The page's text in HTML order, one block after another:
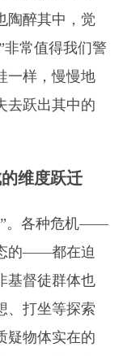
陶醉其中，觉
非常值得我们警
样，慢慢地
去跃出其中的
维度跃迁
”。各种危机——
的——都在迫
基督徒群体也
、打坐等探索
疑物体实在的